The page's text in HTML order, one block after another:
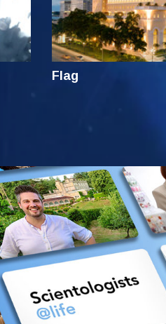
Flag